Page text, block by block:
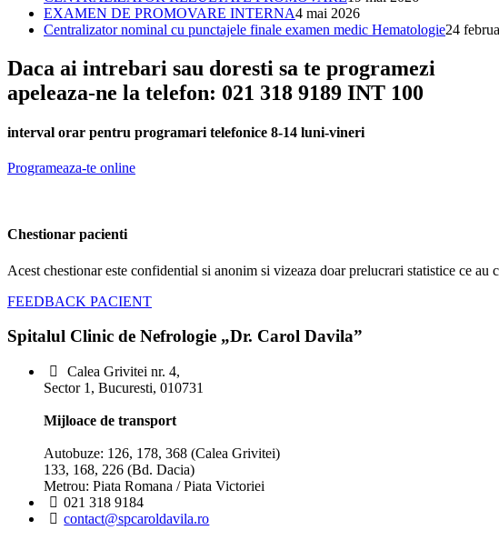
EXAMEN DE PROMOVARE INTERNA4 mai 2026
Centralizator nominal cu punctajele finale examen medic Hematologie24
Daca ai intrebari sau doresti sa te programezi
apeleaza-ne la telefon: 021 318 9189 INT 100
interval orar pentru programari telefonice 8-14 luni-vineri
Programeaza-te online
Chestionar pacienti
Acest chestionar este confidential si anonim si vizeaza doar prelucrari statistice ce
FEEDBACK PACIENT
Spitalul Clinic de Nefrologie „Dr. Carol Davila”
Calea Grivitei nr. 4,
Sector 1, Bucuresti, 010731
Mijloace de transport
Autobuze: 126, 178, 368 (Calea Grivitei)
133, 168, 226 (Bd. Dacia)
Metrou: Piata Romana / Piata Victoriei
021 318 9184
contact@spcaroldavila.ro